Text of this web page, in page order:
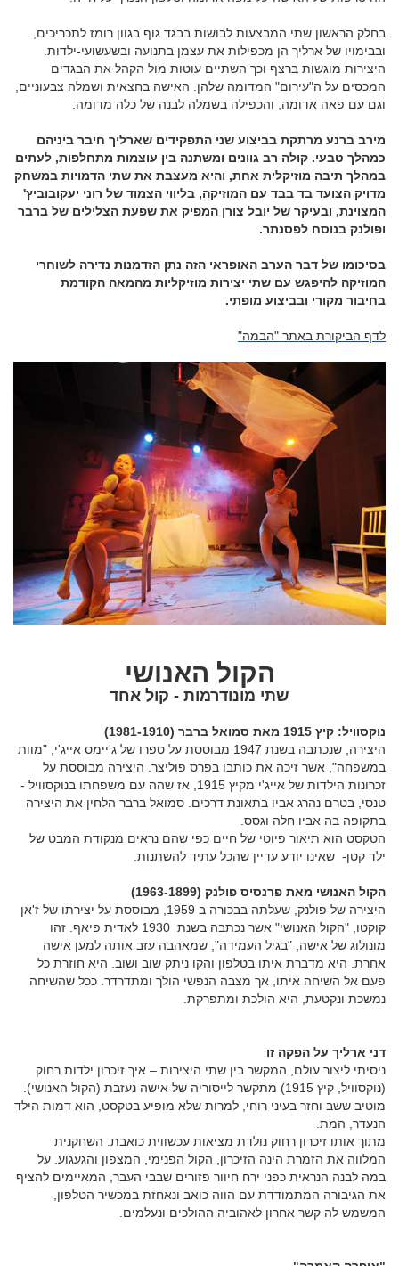
בחלק הראשון שתי המבצעות לבושות בבגד גוף בגוון רומז לתכריכים,
ובבימויו של ארליך הן מכפילות את עצמן בתנועה ובשעשועי-ילדות.
היצירות מוגשות ברצף וכך השתיים עוטות מול הקהל את הבגדים
המכסים על ה"עירום" המדומה שלהן. האישה בחצאית ושמלה צבעוניים,
וגם עם פאה אדומה, והכפילה בשמלה לבנה של כלה מדומה.
מירב ברנע מרתקת בביצוע שני התפקידים שארליך חיבר ביניהם
כמהלך טבעי. קולה רב גוונים ומשתנה בין עוצמות מתחלפות, לעתים
במהלך תיבה מוזיקלית אחת, והיא מעצבת את שתי הדמויות במשחק
מדויק הצועד בד בבד עם המוזיקה, בליווי הצמוד של רוני יעקובוביץ'
המצוינת, ובעיקר של יובל צורן המפיק את שפעת הצלילים של ברבר
ופולנק בנוסח לפסנתר.
בסיכומו של דבר הערב האופראי הזה נתן הזדמנות נדירה לשוחרי
המוזיקה להיפגש עם שתי יצירות מוזיקליות מהמאה הקודמת
בחיבור מקורי ובביצוע מופתי.
לדף הביקורת באתר "הבמה"
הקול האנושי
שתי מונודרמות - קול אחד
נוקסוויל: קיץ 1915 מאת סמואל ברבר (1981-1910)
היצירה, שנכתבה בשנת 1947 מבוססת על ספרו של ג'יימס אייג'י, "מוות
במשפחה", אשר זיכה את כותבו בפרס פוליצר. היצירה מבוססת על
זכרונות הילדות של אייג'י מקיץ 1915, אז שהה עם משפחתו בנוקסוויל -
טנסי, בטרם נהרג אביו בתאונת דרכים. סמואל ברבר הלחין את היצירה
בתקופה בה אביו חלה וגסס.
הטקסט הוא תיאור פיוטי של חיים כפי שהם נראים מנקודת המבט של
ילד קטן- שאינו יודע עדיין שהכל עתיד להשתנות.
הקול האנושי מאת פרנסיס פולנק (1963-1899)
היצירה של פולנק, שעלתה בבכורה ב 1959, מבוססת על יצירתו של ז'אן
קוקטו, "הקול האנושי" אשר נכתבה בשנת 1930 לאדית פיאף. זהו
מונולוג של אישה, "בגיל העמידה", שמאהבה עזב אותה למען אישה
אחרת. היא מדברת איתו בטלפון והקו ניתק שוב ושוב. היא חוזרת כל
פעם אל השיחה איתו, אך מצבה הנפשי הולך ומתדרדר. ככל שהשיחה
נמשכת ונקטעת, היא הולכת ומתפרקת.
דני ארליך על הפקה זו
ניסיתי ליצור עולם, המקשר בין שתי היצירות – איך זיכרון ילדות רחוק
(נוקסוויל, קיץ 1915) מתקשר לייסוריה של אישה נעזבת (הקול האנושי).
מוטיב ששב וחזר בעיני רוחי, למרות שלא מופיע בטקסט, הוא דמות הילד
הנעדר, המת.
מתוך אותו זיכרון רחוק נולדת מציאות עכשווית כואבת. השחקנית
המלווה את הזמרת הינה הזיכרון, הקול הפנימי, המצפון והגעגוע. על
במה לבנה הנראית כפני ירח חיוור פזורים שבבי העבר, המאיימים להציף
את הגיבורה המתמודדת עם הווה כואב ונאחזת במכשיר הטלפון,
המשמש לה קשר אחרון לאהוביה ההולכים ונעלמים.